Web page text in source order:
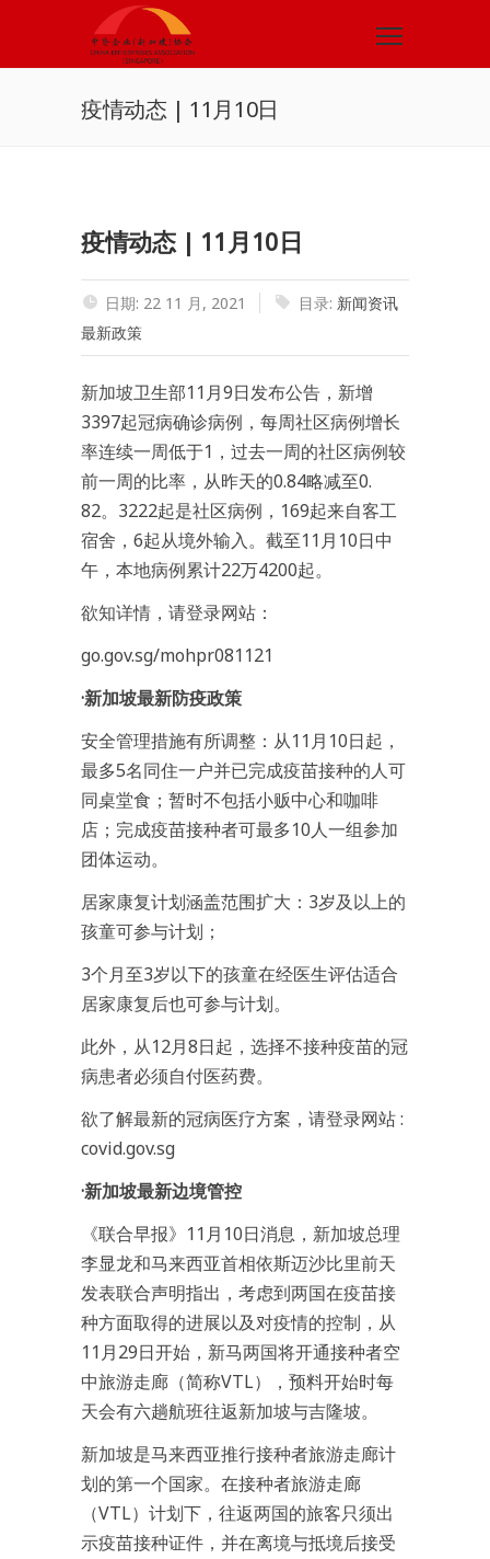
疫情动态 | 11月10日
疫情动态 | 11月10日
日期: 22 11 月, 2021 目录: 新闻资讯
最新政策
新加坡卫生部11月9日发布公告，新增
3397起冠病确诊病例，每周社区病例增长
率连续一周低于1，过去一周的社区病例较
前一周的比率，从昨天的0.84略减至0.
82。3222起是社区病例，169起来自客工
宿舍，6起从境外输入。截至11月10日中
午，本地病例累计22万4200起。
欲知详情，请登录网站：
go.gov.sg/mohpr081121
·新加坡最新防疫政策
安全管理措施有所调整：从11月10日起，
最多5名同住一户并已完成疫苗接种的人可
同桌堂食；暂时不包括小贩中心和咖啡
店；完成疫苗接种者可最多10人一组参加
团体运动。
居家康复计划涵盖范围扩大：3岁及以上的
孩童可参与计划；
3个月至3岁以下的孩童在经医生评估适合
居家康复后也可参与计划。
此外，从12月8日起，选择不接种疫苗的冠
病患者必须自付医药费。
欲了解最新的冠病医疗方案，请登录网站 :
covid.gov.sg
·新加坡最新边境管控
《联合早报》11月10日消息，新加坡总理
李显龙和马来西亚首相依斯迈沙比里前天
发表联合声明指出，考虑到两国在疫苗接
种方面取得的进展以及对疫情的控制，从
11月29日开始，新马两国将开通接种者空
中旅游走廊（简称VTL），预料开始时每
天会有六趟航班往返新加坡与吉隆坡。
新加坡是马来西亚推行接种者旅游走廊计
划的第一个国家。在接种者旅游走廊
（VTL）计划下，往返两国的旅客只须出
示疫苗接种证件，并在离境与抵境后接受